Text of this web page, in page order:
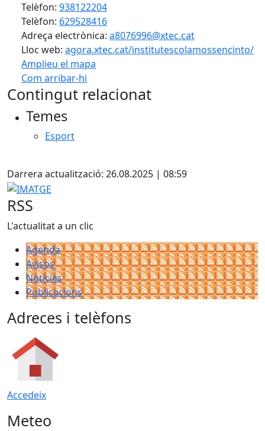
Telèfon: 938122204
Telèfon: 629528416
Adreça electrònica: a8076996@xtec.cat
Lloc web: agora.xtec.cat/institutescolamossencinto/
Amplieu el mapa
Com arribar-hi
+
Contingut relacionat
Temes
Esport
Darrera actualització: 26.08.2025 | 08:59
IMATGE
RSS
L'actualitat a un clic
Agenda
Avisos
Notícies
Publicacions
Adreces i telèfons
Accedeix
Meteo